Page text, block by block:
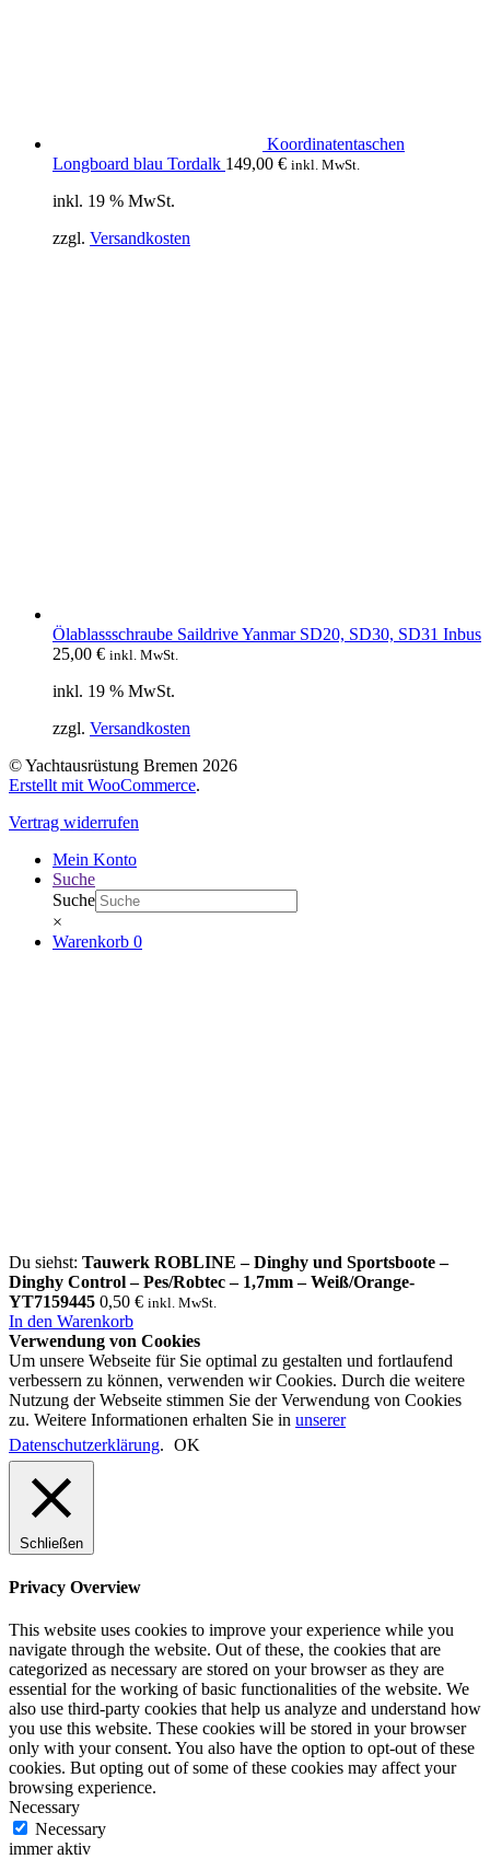
Koordinatentaschen
Longboard blau Tordalk 149,00 € inkl. MwSt.
inkl. 19 % MwSt.
zzgl. Versandkosten
Ölablassschraube Saildrive Yanmar SD20, SD30, SD31 Inbus
25,00 € inkl. MwSt.
inkl. 19 % MwSt.
zzgl. Versandkosten
© Yachtausrüstung Bremen 2026
Erstellt mit WooCommerce.
Vertrag widerrufen
Mein Konto
Suche
Suche
×
Warenkorb 0
Du siehst: Tauwerk ROBLINE – Dinghy und Sportsboote –
Dinghy Control – Pes/Robtec – 1,7mm – Weiß/Orange-
YT7159445 0,50 € inkl. MwSt.
In den Warenkorb
Verwendung von Cookies
Um unsere Webseite für Sie optimal zu gestalten und fortlaufend
verbessern zu können, verwenden wir Cookies. Durch die weitere
Nutzung der Webseite stimmen Sie der Verwendung von Cookies
zu. Weitere Informationen erhalten Sie in unserer
Datenschutzerklärung. OK
Schließen
Privacy Overview
This website uses cookies to improve your experience while you
navigate through the website. Out of these, the cookies that are
categorized as necessary are stored on your browser as they are
essential for the working of basic functionalities of the website. We
also use third-party cookies that help us analyze and understand how
you use this website. These cookies will be stored in your browser
only with your consent. You also have the option to opt-out of these
cookies. But opting out of some of these cookies may affect your
browsing experience.
Necessary
Necessary
immer aktiv